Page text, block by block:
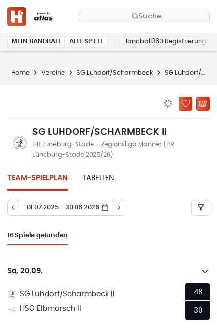
Suche
MEIN HANDBALL ALLE SPIELE Handball360 Registrierung
Home Vereine SG Luhdorf/Scharmbeck SG Luhdorf/Scharmbeck II
ZU
SG LUHDORF/SCHARMBECK II
HR Lüneburg-Stade - Regionsliga Männer (HR
Lüneburg-Stade 2025/26)
TEAM-SPIELPLAN TABELLEN
01.07.2025 - 30.06.2026
16 Spiele gefunden
Sa, 20.09.
SG Luhdorf/Scharmbeck II
HSG Elbmarsch II
48
30